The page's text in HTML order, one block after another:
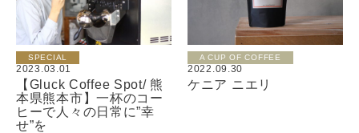
SPECIAL
2023.03.01
【Gluck Coffee Spot/ 熊
本県熊本市】一杯のコー
ヒーで人々の日常に”幸
せ”を
A CUP OF COFFEE
2022.09.30
ケニア ニエリ